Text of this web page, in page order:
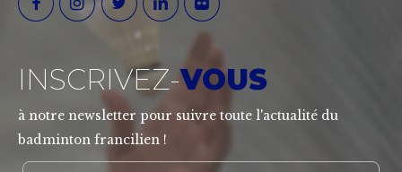
INSCRIVEZ-VOUS
à notre newsletter pour suivre toute l'actualité du
badminton francilien !